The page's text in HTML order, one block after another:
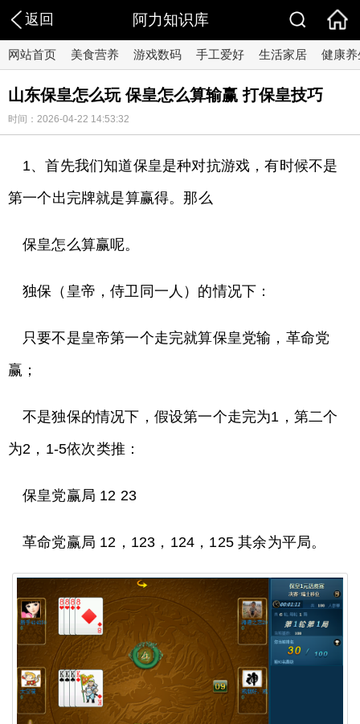
返回 阿力知识库
网站首页 美食营养 游戏数码 手工爱好 生活家居 健康养
山东保皇怎么玩 保皇怎么算输赢 打保皇技巧
时间：2026-04-22 14:53:32
1、首先我们知道保皇是种对抗游戏，有时候不是
第一个出完牌就是算赢得。那么
保皇怎么算赢呢。
独保（皇帝，侍卫同一人）的情况下：
只要不是皇帝第一个走完就算保皇党输，革命党
赢；
不是独保的情况下，假设第一个走完为1，第二个
为2，1-5依次类推：
保皇党赢局 12 23
革命党赢局 12，123，124，125 其余为平局。